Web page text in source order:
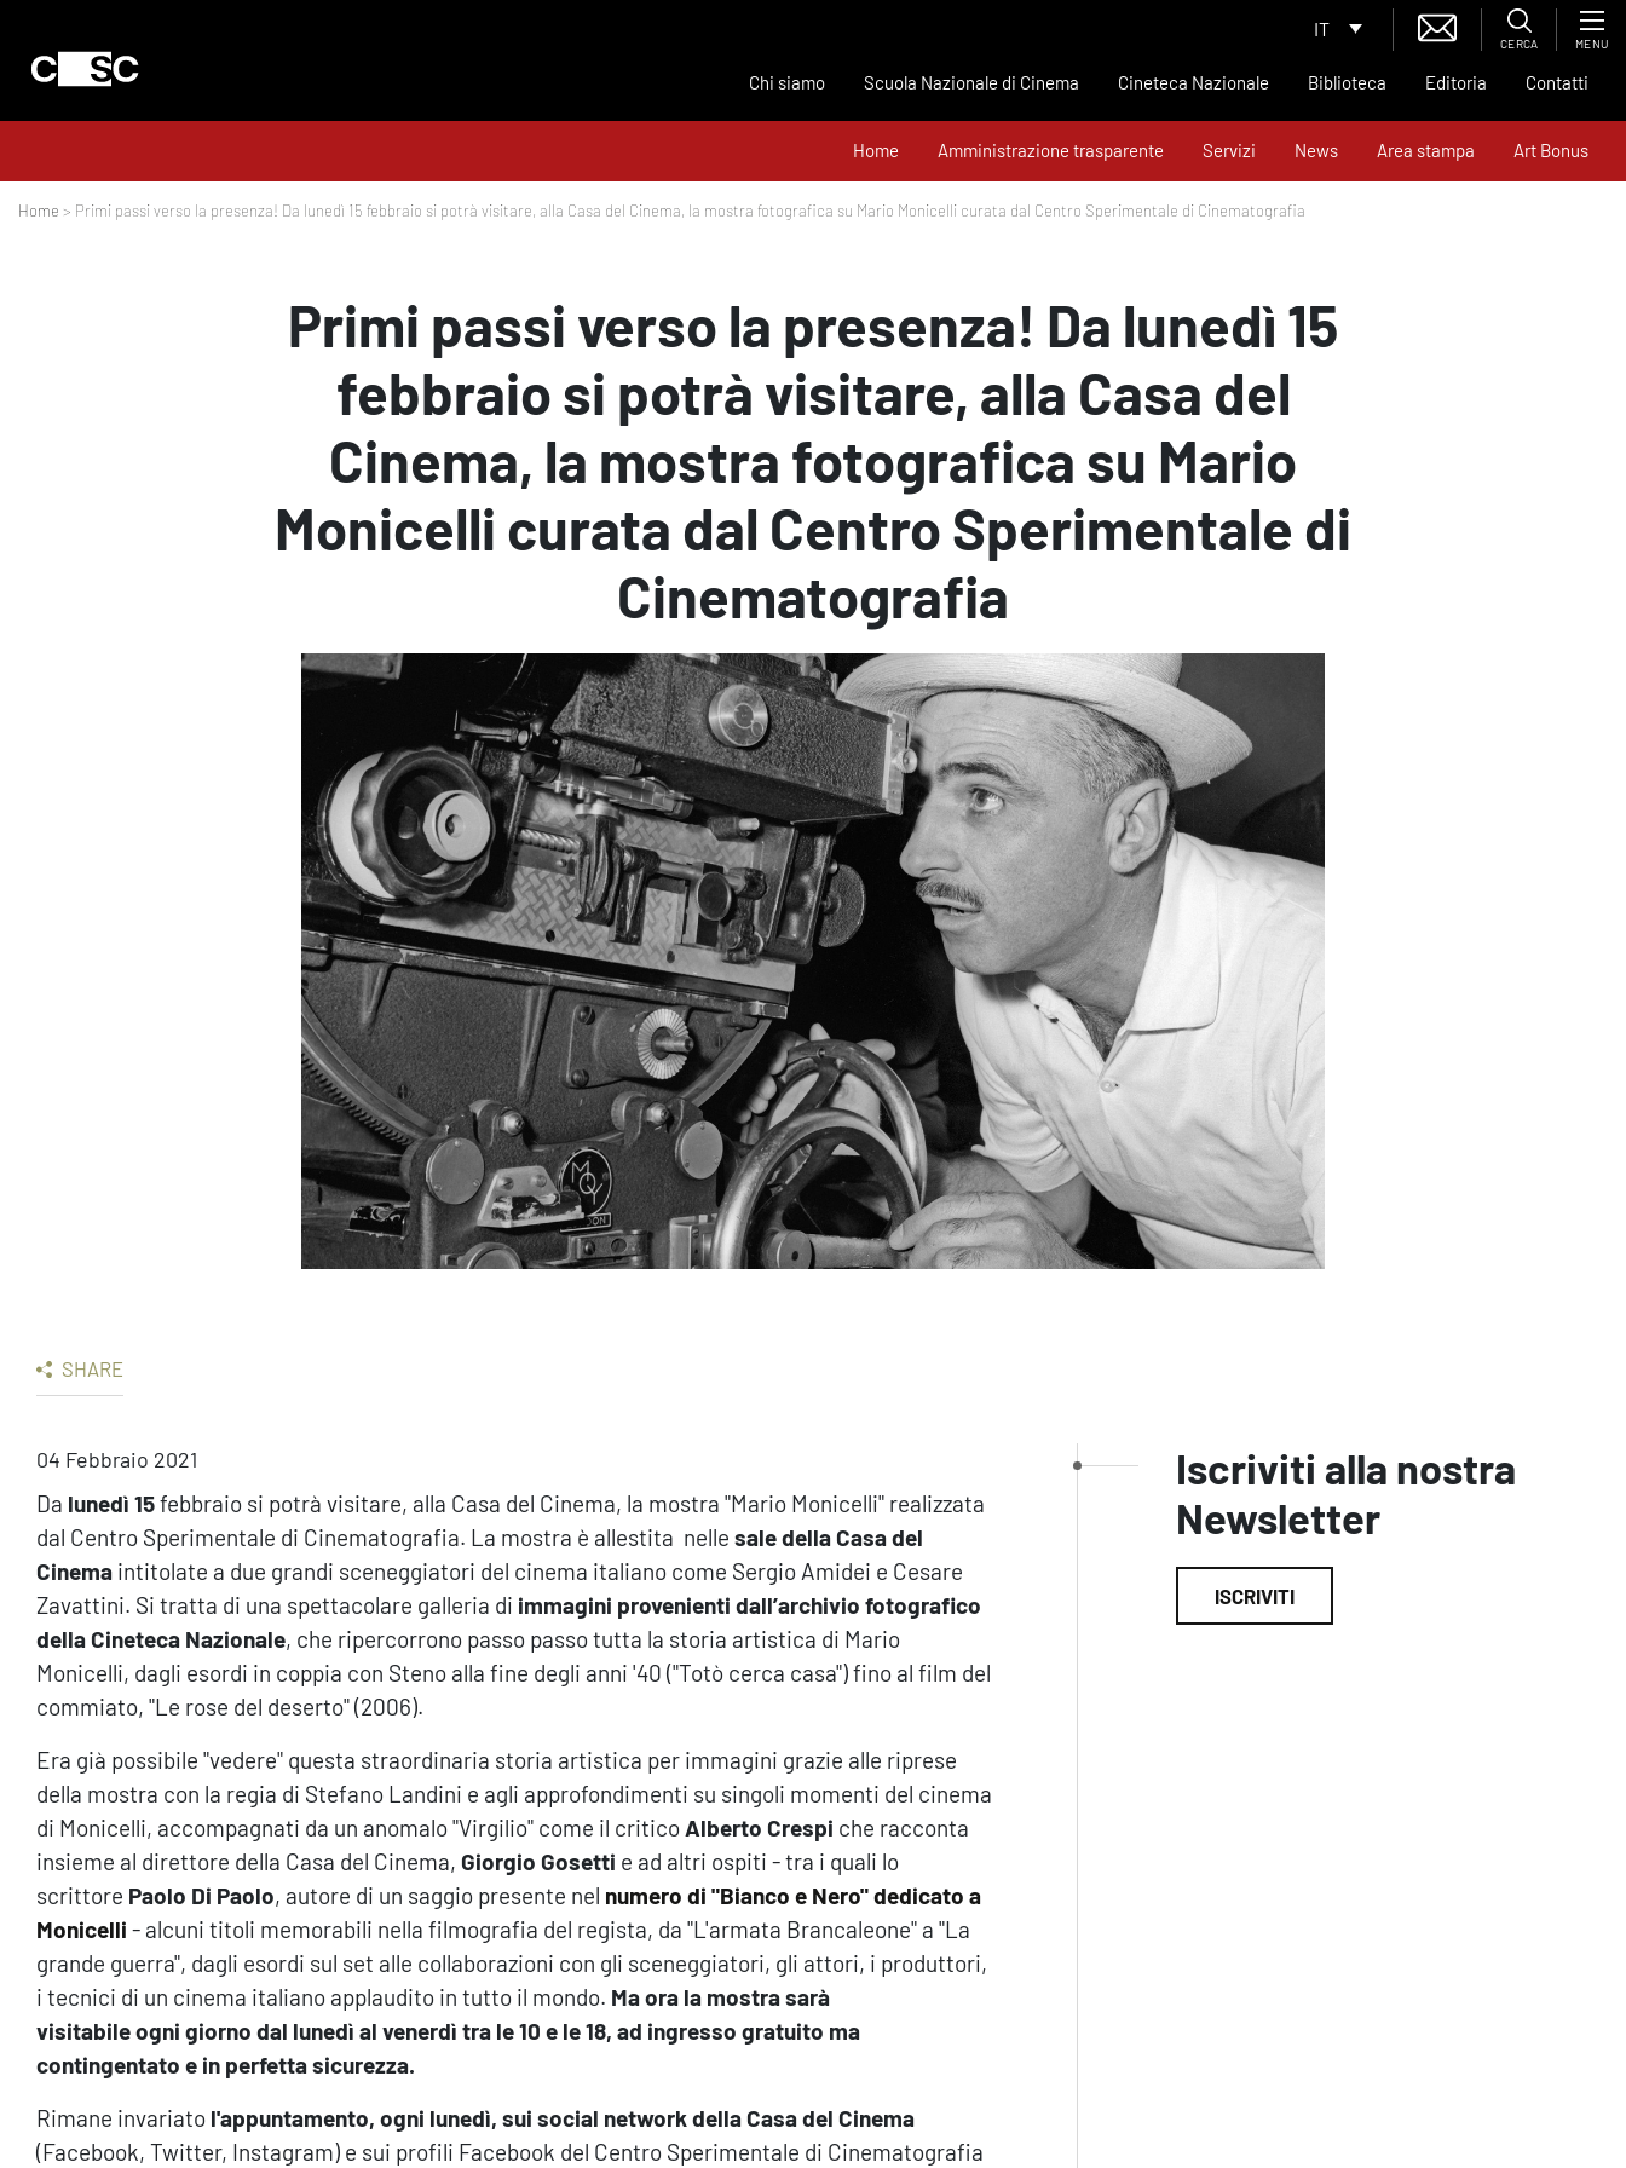
IT
CERCA MENU
Chi siamo Scuola Nazionale di Cinema Cineteca Nazionale Biblioteca Editoria Contatti
Home Amministrazione trasparente Servizi News Area stampa Art Bonus
Home > Primi passi verso la presenza! Da lunedì 15 febbraio si potrà visitare, alla Casa del Cinema, la mostra fotografica su Mario Monicelli curata dal Centro Sperimentale di Cinematografia
Primi passi verso la presenza! Da lunedì 15
febbraio si potrà visitare, alla Casa del
Cinema, la mostra fotografica su Mario
Monicelli curata dal Centro Sperimentale di
Cinematografia
SHARE
04 Febbraio 2021
Da lunedì 15febbraio si potrà visitare, alla Casa del Cinema, la mostra "Mario Monicelli" realizzata
dal Centro Sperimentale di Cinematografia. La mostra è allestita nelle sale della Casa del
Cinema intitolate a due grandi sceneggiatori del cinema italiano come Sergio Amidei e Cesare
Zavattini. Si tratta di una spettacolare galleria di immagini provenienti dall’archivio fotografico
della Cineteca Nazionale, che ripercorrono passo passo tutta la storia artistica di Mario
Monicelli, dagli esordi in coppia con Steno alla fine degli anni '40 ("Totò cerca casa") fino al film del
commiato, "Le rose del deserto" (2006).
Era già possibile "vedere" questa straordinaria storia artistica per immagini grazie alle riprese
della mostra con la regia di Stefano Landini e agli approfondimenti su singoli momenti del cinema
di Monicelli, accompagnati da un anomalo "Virgilio" come il critico Alberto Crespi che racconta
insieme al direttore della Casa del Cinema, Giorgio Gosetti e ad altri ospiti - tra i quali lo
scrittore Paolo Di Paolo, autore di un saggio presente nel numero di "Bianco e Nero" dedicato a
Monicelli - alcuni titoli memorabili nella filmografia del regista, da "L'armata Brancaleone" a "La
grande guerra", dagli esordi sul set alle collaborazioni con gli sceneggiatori, gli attori, i produttori,
i tecnici di un cinema italiano applaudito in tutto il mondo. Ma ora la mostra sarà
visitabile ogni giorno dal lunedì al venerdì tra le 10 e le 18, ad ingresso gratuito ma
contingentato e in perfetta sicurezza.
Rimane invariato l'appuntamento, ogni lunedì, sui social network della Casa del Cinema
(Facebook, Twitter, Instagram) e sui profili Facebook del Centro Sperimentale di Cinematografia
Iscriviti alla nostra
Newsletter
ISCRIVITI